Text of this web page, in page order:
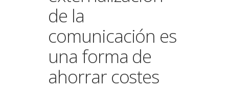
de la
comunicación es
una forma de
ahorrar costes